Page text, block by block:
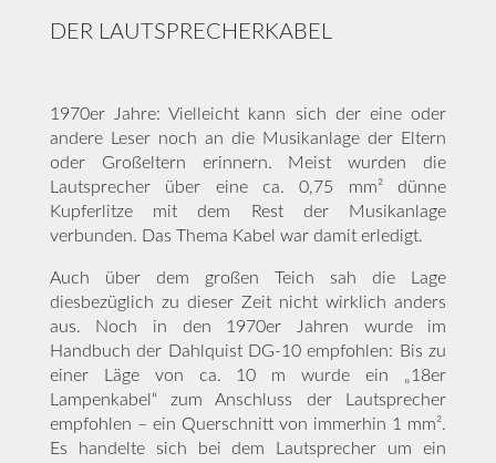
DER LAUTSPRECHERKABEL
1970er Jahre: Vielleicht kann sich der eine oder
andere Leser noch an die Musikanlage der Eltern
oder Großeltern erinnern. Meist wurden die
Lautsprecher über eine ca. 0,75 mm² dünne
Kupferlitze mit dem Rest der Musikanlage
verbunden. Das Thema Kabel war damit erledigt.
Auch über dem großen Teich sah die Lage
diesbezüglich zu dieser Zeit nicht wirklich anders
aus. Noch in den 1970er Jahren wurde im
Handbuch der Dahlquist DG-10 empfohlen: Bis zu
einer Läge von ca. 10 m wurde ein „18er
Lampenkabel“ zum Anschluss der Lautsprecher
empfohlen – ein Querschnitt von immerhin 1 mm².
Es handelte sich bei dem Lautsprecher um ein